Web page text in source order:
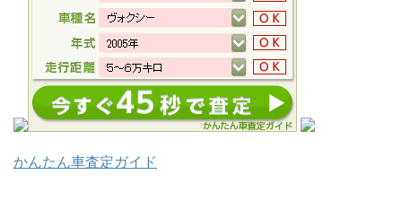
かんたん車査定ガイド